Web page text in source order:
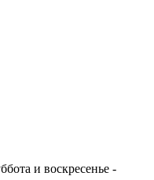
и воскресенье -